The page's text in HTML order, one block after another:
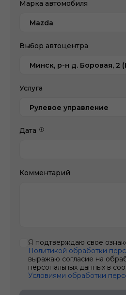
Марка автомобиля
Mazda
Выбор автоцентра
Минск, р-н д. Боровая, 2
Услуга
Рулевое управление
Дата
Комментарий
Я подтверждаю свое
Политикой обработки
выражаю согласие на
персональных данных в
Условиями обработки